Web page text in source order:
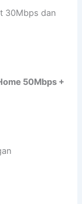
30Mbps dan
50Mbps +